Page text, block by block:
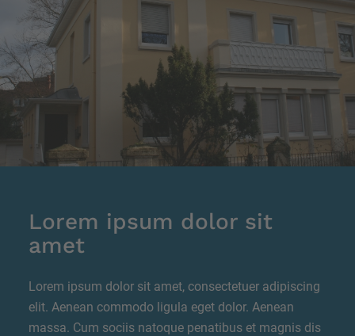
Lorem ipsum dolor sit
amet
Lorem ipsum dolor sit amet, consectetuer adipiscing
elit. Aenean commodo ligula eget dolor. Aenean
massa. Cum sociis natoque penatibus et magnis dis